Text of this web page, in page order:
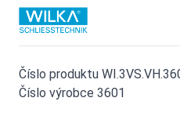
Číslo produktu
Číslo výrobce 3601